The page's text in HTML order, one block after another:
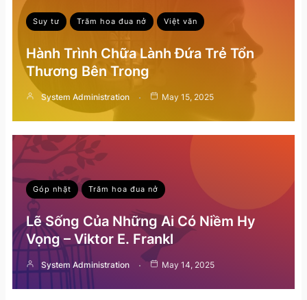
Suy tư Trăm hoa đua nở Việt văn
Hành Trình Chữa Lành Đứa Trẻ Tổn
Thương Bên Trong
System Administration May 15, 2025
Góp nhặt Trăm hoa đua nở
Lẽ Sống Của Những Ai Có Niềm Hy
Vọng – Viktor E. Frankl
System Administration May 14, 2025